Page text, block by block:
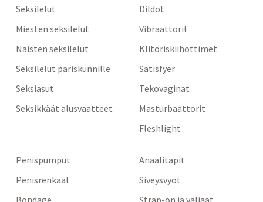
Seksilelut
Miesten seksilelut
Naisten seksilelut
Seksilelut pariskunnille
Seksiasut
Seksikkäät alusvaatteet
Dildot
Vibraattorit
Klitoriskiihottimet
Satisfyer
Tekovaginat
Masturbaattorit
Fleshlight
Penispumput
Penisrenkaat
Bondage
Anaalitapit
Siveysvyöt
Strap-on ja valjaat